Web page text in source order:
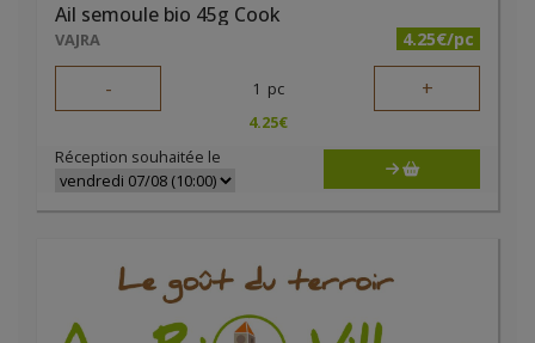
Ail semoule bio 45g Cook
VAJRA 4.25€/pc
- 1 pc +
4.25€
Réception souhaitée le